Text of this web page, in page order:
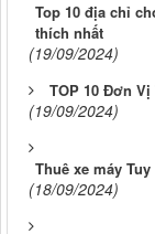
Top 10 địa chỉ
thích nhất
(19/09/2024)
TOP 10 Đơn Vị
(19/09/2024)
Thuê xe máy
(18/09/2024)